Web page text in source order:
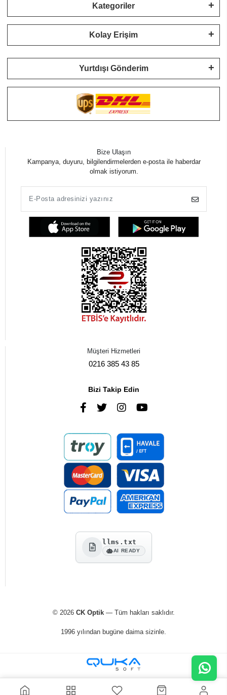
Kategoriler
Kolay Erişim
Yurtdışı Gönderim
Bize Ulaşın
Kampanya, duyuru, bilgilendirmelerden e-posta ile haberdar
olmak istiyorum.
Müşteri Hizmetleri
0216 385 43 85
Bizi Takip Edin
llms.txt
AI READY
© 2026 CK Optik— Tüm hakları saklıdır.
1996 yılından bugüne daima sizinle.